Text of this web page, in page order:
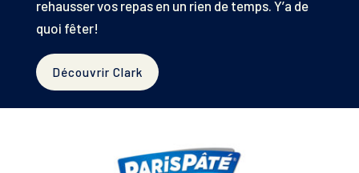
rehausser vos repas en un rien de temps. Y’a de
quoi fêter!
Découvrir Clark